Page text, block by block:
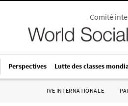
Comité
Perspectives Lutte des classes
IVE INTERNATIONALE